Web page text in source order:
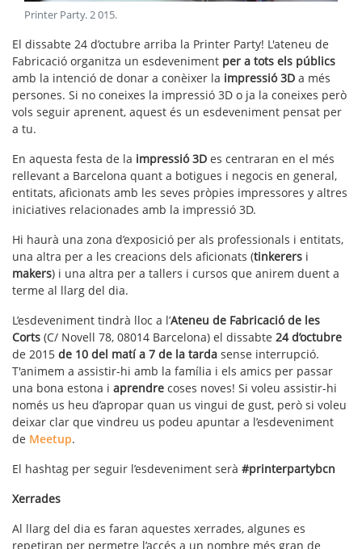
Printer Party.2 015.
El dissabte 24 d’octubre arriba la Printer Party! L'ateneu de
Fabricació organitza un esdeveniment per a tots els públics
amb la intenció de donar a conèixer la impressió 3D a més
persones. Si no coneixes la impressió 3D o ja la coneixes però
vols seguir aprenent, aquest és un esdeveniment pensat per
a tu.
En aquesta festa de la impressió 3D es centraran en el més
rellevant a Barcelona quant a botigues i negocis en general,
entitats, aficionats amb les seves pròpies impressores y altres
iniciatives relacionades amb la impressió 3D.
Hi haurà una zona d’exposició per als professionals i entitats,
una altra per a les creacions dels aficionats (tinkerers i
makers) i una altra per a tallers i cursos que anirem duent a
terme al llarg del dia.
L’esdeveniment tindrà lloc a l’Ateneu de Fabricació de les
Corts (C/ Novell 78, 08014 Barcelona) el dissabte 24 d’octubre
de 2015 de 10 del matí a 7 de la tarda sense interrupció.
T'animem a assistir-hi amb la família i els amics per passar
una bona estona i aprendre coses noves! Si voleu assistir-hi
només us heu d’apropar quan us vingui de gust, però si voleu
deixar clar que vindreu us podeu apuntar a l’esdeveniment
de Meetup.
El hashtag per seguir l’esdeveniment serà #printerpartybcn
Xerrades
Al llarg del dia es faran aquestes xerrades, algunes es
repetiran per permetre l’accés a un nombre més gran de